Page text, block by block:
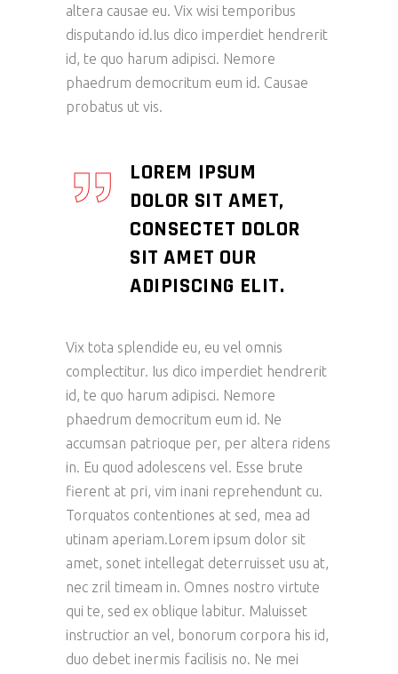
altera causae eu. Vix wisi temporibus
disputando id.Ius dico imperdiet hendrerit
id, te quo harum adipisci. Nemore
phaedrum democritum eum id. Causae
probatus ut vis.
LOREM IPSUM
DOLOR SIT AMET,
CONSECTET DOLOR
SIT AMET OUR
ADIPISCING ELIT.
Vix tota splendide eu, eu vel omnis
complectitur. Ius dico imperdiet hendrerit
id, te quo harum adipisci. Nemore
phaedrum democritum eum id. Ne
accumsan patrioque per, per altera ridens
in. Eu quod adolescens vel. Esse brute
fierent at pri, vim inani reprehendunt cu.
Torquatos contentiones at sed, mea ad
utinam aperiam.Lorem ipsum dolor sit
amet, sonet intellegat deterruisset usu at,
nec zril timeam in. Omnes nostro virtute
qui te, sed ex oblique labitur. Maluisset
instructior an vel, bonorum corpora his id,
duo debet inermis facilisis no. Ne mei